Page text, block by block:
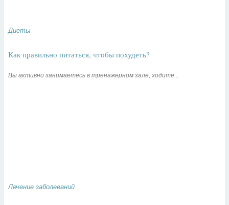
Диеты
Как правильно питаться, чтобы похудеть?
Вы активно занимаетесь в тренажерном зале, ходите...
Лечение заболеваний